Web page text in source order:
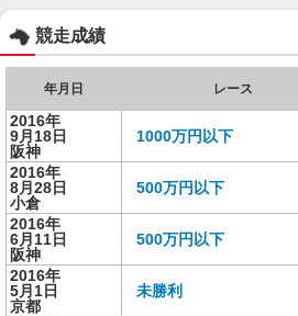
競走成績
年月日 レース
2016年
9月18日
阪神
1000万円以下
2016年
8月28日
小倉
500万円以下
2016年
6月11日
阪神
500万円以下
2016年
5月1日
京都
未勝利